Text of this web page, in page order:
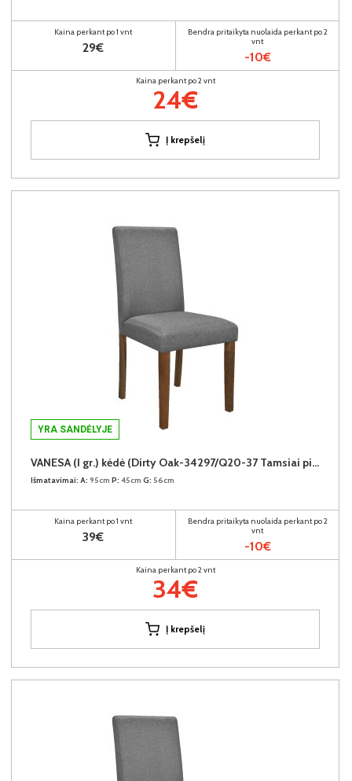
Kaina perkant po 1 vnt
29€
Bendra pritaikyta nuolaida perkant po 2
vnt
-10€
Kaina perkant po 2 vnt
24€
Į krepšelį
YRA SANDĖLYJE
VANESA (I gr.) kėdė (Dirty Oak-34297/Q20-37 Tamsiai pilka)
Išmatavimai: A: 95cm P: 45cm G: 56cm
Kaina perkant po 1 vnt
39€
Bendra pritaikyta nuolaida perkant po 2
vnt
-10€
Kaina perkant po 2 vnt
34€
Į krepšelį